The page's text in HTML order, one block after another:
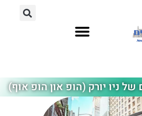
של ניו יורק (הופ און הופ אוף)